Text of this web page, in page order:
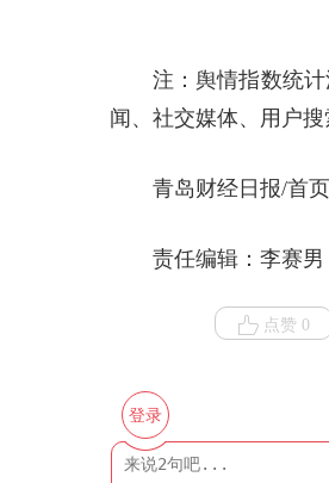
注：舆情指数统
闻、社交媒体、用户
青岛财经日报/首
责任编辑：李赛男
点赞 0
登录